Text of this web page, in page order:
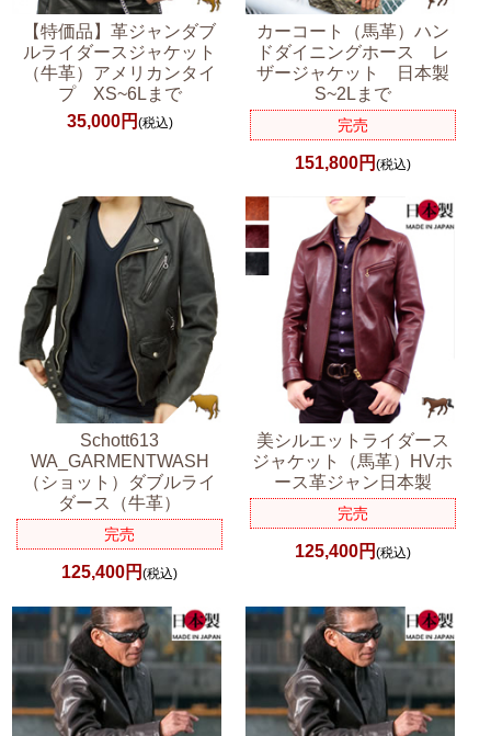
【特価品】革ジャンダブ
ルライダースジャケット
（牛革）アメリカンタイ
プ XS~6Lまで
35,000円 (税込)
カーコート（馬革）ハン
ドダイニングホース レ
ザージャケット 日本製
S~2Lまで
完売
151,800円 (税込)
Schott613
WA_GARMENTWASH
（ショット）ダブルライ
ダース（牛革）
完売
125,400円(税込)
美シルエットライダース
ジャケット（馬革）HVホ
ース革ジャン日本製
完売
125,400円 (税込)